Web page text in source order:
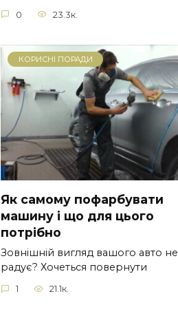
0 23.3к.
КОРИСНІ ПОРАДИ
Як самому пофарбувати
машину і що для цього
потрібно
Зовнішній вигляд вашого авто не
радує? Хочеться повернути
1 21.1к.